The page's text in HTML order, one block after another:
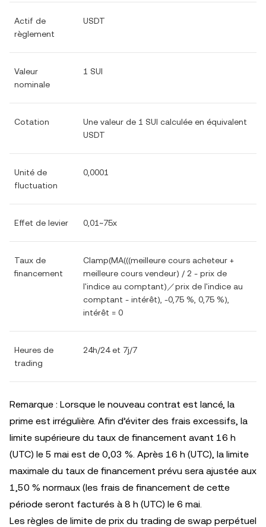
Actif de
règlement
USDT
Valeur
nominale
1 SUI
Cotation
Une valeur de 1 SUI calculée en équivalent
USDT
Unité de
fluctuation
0,0001
Effet de levier 0,01~75x
Taux de
financement
Clamp(MA(((meilleure cours acheteur +
meilleure cours vendeur) / 2 - prix de
l'indice au comptant)／prix de l'indice au
comptant - intérêt), -0,75 %, 0,75 %),
intérêt = 0
Heures de
trading
24h/24 et 7j/7
Remarque : Lorsque le nouveau contrat est lancé, la
prime est irrégulière. Afin d’éviter des frais excessifs, la
limite supérieure du taux de financement avant 16 h
(UTC) le 5 mai est de 0,03 %. Après 16 h (UTC), la limite
maximale du taux de financement prévu sera ajustée aux
1,50 % normaux (les frais de financement de cette
période seront facturés à 8 h (UTC) le 6 mai.
Les règles de limite de prix du trading de swap perpétuel